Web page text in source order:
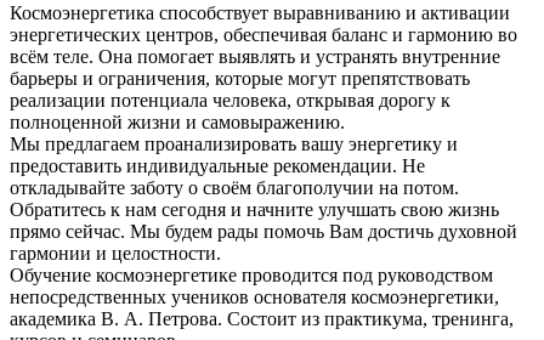
Космоэнергетика способствует выравниванию и активации
энергетических центров, обеспечивая баланс и гармонию во
всём теле. Она помогает выявлять и устранять внутренние
барьеры и ограничения, которые могут препятствовать
реализации потенциала человека, открывая дорогу к
полноценной жизни и самовыражению.
Мы предлагаем проанализировать вашу энергетику и
предоставить индивидуальные рекомендации. Не
откладывайте заботу о своём благополучии на потом.
Обратитесь к нам сегодня и начните улучшать свою жизнь
прямо сейчас. Мы будем рады помочь Вам достичь духовной
гармонии и целостности.
Обучение космоэнергетике проводится под руководством
непосредственных учеников основателя космоэнергетики,
академика В. А. Петрова. Состоит из практикума, тренинга,